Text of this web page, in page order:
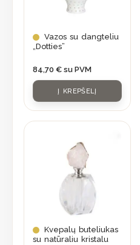
Vazos su dangteliu
„Dotties”
84,70 € su PVM
Į KREPŠELĮ
Kvepalų buteliukas
su natūraliu kristalu